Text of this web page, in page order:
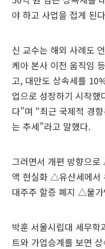
야 하고 사업을 접게 된
신 교수는 해외 사례도
케아 본사 이전 움직임
고, 대만도 상속세를
업으로 성장하기 시작했
다”며 “최근 국제적 경
는 추세”라고 말했다.
그러면서 개편 방향으
액 현실화 △유산세에서
대주주 할증 폐지 △물
박훈 서울시립대 세무학
트와 가업승계를 보면